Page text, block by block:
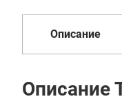
Описание
Описание